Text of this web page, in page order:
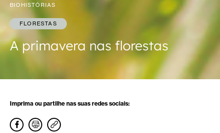
BIOHISTÓRIAS
FLORESTAS
A primavera nas florestas
Imprima ou partilhe nas suas redes sociais: